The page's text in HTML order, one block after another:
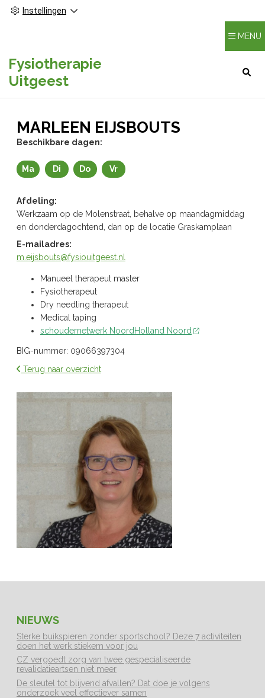
Instellingen
Fysiotherapie
Uitgeest
MENU
MARLEEN EIJSBOUTS
Beschikbare dagen:
Maandag
Ma
Dinsdag
Di
Donderdag
Do
Vrijdag
Vr
Afdeling:
Werkzaam op de Molenstraat, behalve op maandagmiddag
en donderdagochtend, dan op de locatie Graskamplaan
E-mailadres:
m.eijsbouts@fysiouitgeest.nl
Manueel therapeut master
Fysiotherapeut
Dry needling therapeut
Medical taping
schoudernetwerk NoordHolland Noord
BIG-nummer: 09066397304
Terug naar overzicht
NIEUWS
Sterke buikspieren zonder sportschool? Deze 7 activiteiten
doen het werk stiekem voor jou
CZ vergoedt zorg van twee gespecialiseerde
revalidatieartsen niet meer
De sleutel tot blijvend afvallen? Dat doe je volgens
onderzoek veel effectiever samen